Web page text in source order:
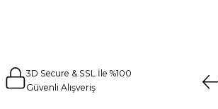
3D Secure & SSL İle %100
Güvenli Alışveriş